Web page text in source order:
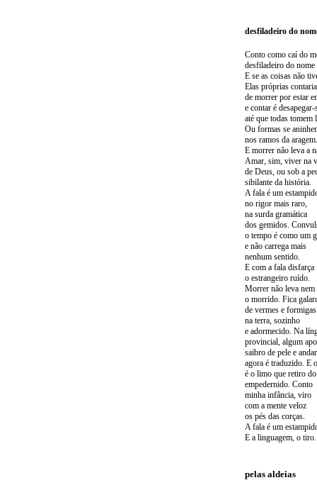
desfiladeiro do
Conto como caí do
desfiladeiro do nome
E se as coisas não
Elas próprias
de morrer por estar
e contar é
até que todas tomem
Ou formas se
nos ramos da aragem.
E morrer não leva a
Amar, sim, viver na
de Deus, ou sob a
sibilante da história.
A fala é um
no rigor mais raro,
na surda gramática
dos gemidos.
o tempo é como um
e não carrega mais
nenhum sentido.
E com a fala disfarça
o estrangeiro ruído.
Morrer não leva nem
o morrido. Fica
de vermes e formigas
na terra, sozinho
e adormecido. Na
provincial, algum
saibro de pele e
agora é traduzido. E
é o limo que retiro
empedernido. Conto
minha infância, viro
com a mente veloz
os pés das corças.
A fala é um
E a linguagem, o tiro.
pelas aldeias